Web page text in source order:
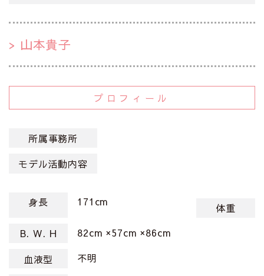
山本貴子
プロフィール
所属事務所
モデル活動内容
身長 171cm
体重
B. W. H
82cm ×57cm ×86cm
血液型 不明